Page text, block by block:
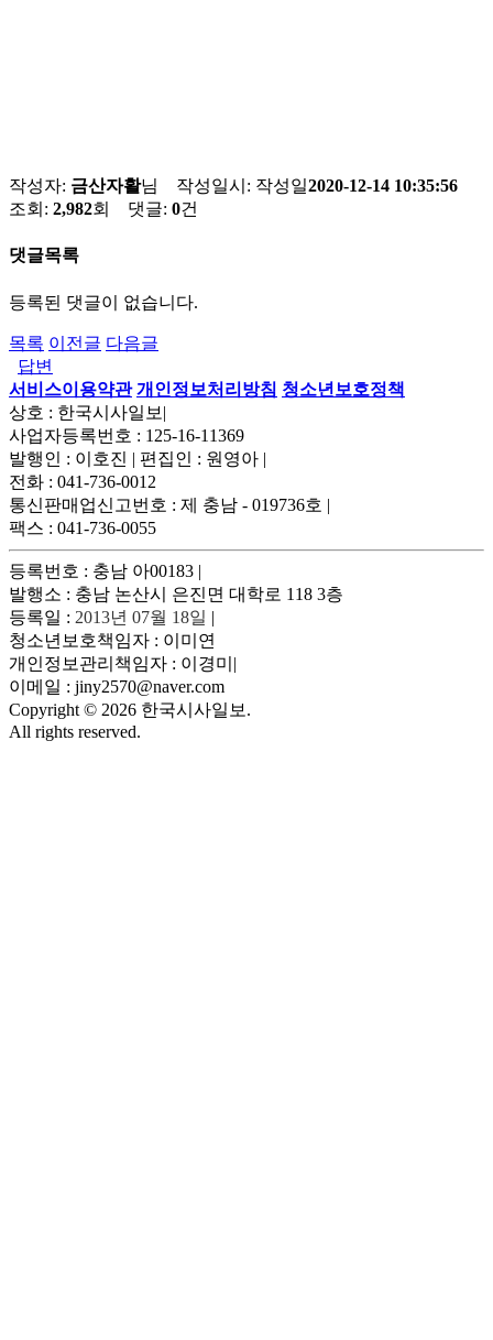
작성자: 금산자활님 작성일시: 작성일2020-12-14 10:35:56
조회: 2,982회 댓글: 0건
댓글목록
등록된 댓글이 없습니다.
목록 이전글 다음글
답변
서비스이용약관 개인정보처리방침 청소년보호정책
상호 : 한국시사일보 |
사업자등록번호 : 125-16-11369
발행인 : 이호진 | 편집인 : 원영아 |
전화 : 041-736-0012
통신판매업신고번호 : 제 충남 - 019736호 |
팩스 : 041-736-0055
등록번호 : 충남 아00183 |
발행소 : 충남 논산시 은진면 대학로 118 3층
등록일 : 2013년 07월 18일 |
청소년보호책임자 : 이미연
개인정보관리책임자 : 이경미 |
이메일 : jiny2570@naver.com
Copyright © 2026 한국시사일보.
All rights reserved.